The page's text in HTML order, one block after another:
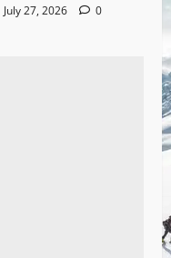
July 27, 2026
0